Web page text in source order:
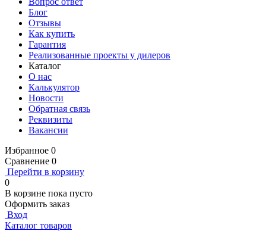
Блог
Отзывы
Как купить
Гарантия
Реализованные проекты у дилеров
Каталог
О нас
Калькулятор
Новости
Обратная связь
Реквизиты
Вакансии
Избранное 0
Сравнение 0
Перейти в корзину
0
В корзине пока пусто
Оформить заказ
Вход
Каталог товаров